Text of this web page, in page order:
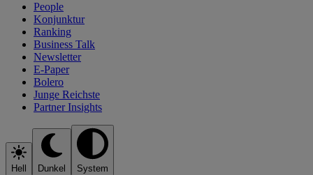
People
Konjunktur
Ranking
Business Talk
Newsletter
E-Paper
Bolero
Junge Reichste
Partner Insights
Hell Dunkel System